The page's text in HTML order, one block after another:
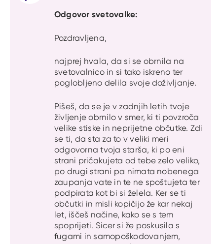
Odgovor svetovalke:
Pozdravljena,
najprej hvala, da si se obrnila na
svetovalnico in si tako iskreno ter
poglobljeno delila svoje doživljanje.
Pišeš, da se je v zadnjih letih tvoje
življenje obrnilo v smer, ki ti povzroča
velike stiske in neprijetne občutke. Zdi
se ti, da sta za to v veliki meri
odgovorna tvoja starša, ki po eni
strani pričakujeta od tebe zelo veliko,
po drugi strani pa nimata nobenega
zaupanja vate in te ne spoštujeta ter
podpirata kot bi si želela. Ker se ti
občutki in misli kopičijo že kar nekaj
let, iščeš načine, kako se s tem
spoprijeti. Sicer si že poskusila s
fugami in samopoškodovanjem,